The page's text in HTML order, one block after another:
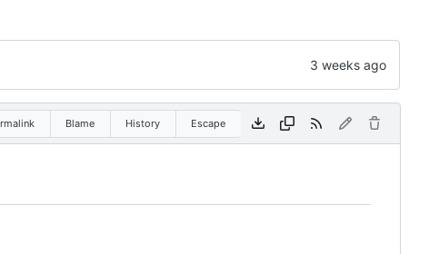
Blame History Escape